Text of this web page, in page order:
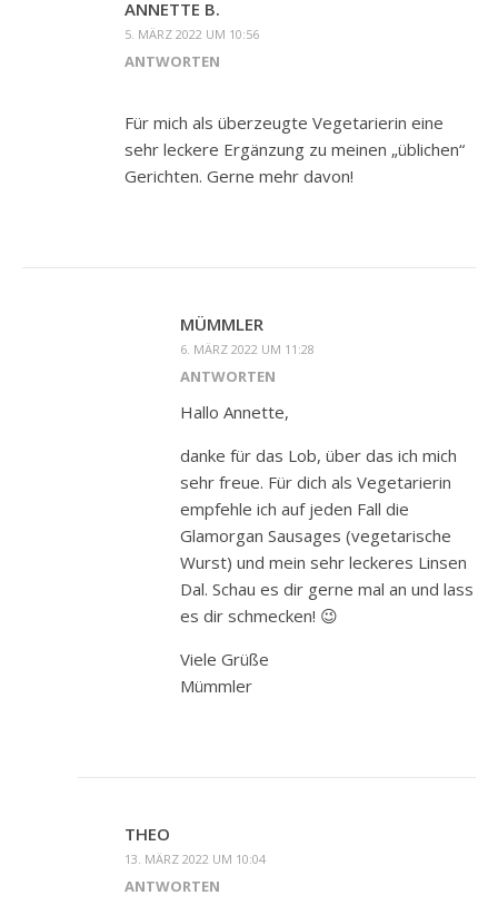
ANNETTE B.
5. MÄRZ 2022 UM 10:56
ANTWORTEN
Für mich als überzeugte Vegetarierin eine
sehr leckere Ergänzung zu meinen „üblichen“
Gerichten. Gerne mehr davon!
MÜMMLER
6. MÄRZ 2022 UM 11:28
ANTWORTEN
Hallo Annette,
danke für das Lob, über das ich mich
sehr freue. Für dich als Vegetarierin
empfehle ich auf jeden Fall die
Glamorgan Sausages (vegetarische
Wurst) und mein sehr leckeres Linsen
Dal. Schau es dir gerne mal an und lass
es dir schmecken! 😉
Viele Grüße
Mümmler
THEO
13. MÄRZ 2022 UM 10:04
ANTWORTEN